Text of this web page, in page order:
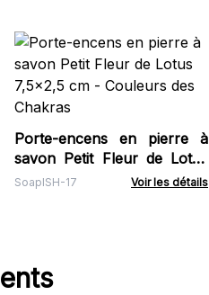
Porte-encens en pierre à
savon Petit Fleur de Lotus
7,5x2,5 cm - Couleurs des
SoapISH-17 Voir les détails